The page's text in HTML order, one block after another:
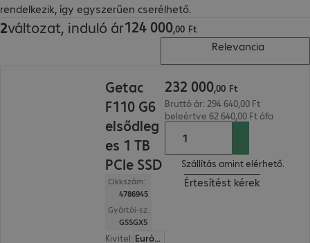
rendelkezik, így egyszerűen cserélhető.
2változat, induló ár124 000,00 Ft
124 000,00 Ft
Relevancia
Getac
F110 G6
elsődleg
es 1 TB
PCIe SSD
Cikkszám:
4786945
Gyártói-sz.
GSSGX5
Kivitel:
Európa
232 000,00 Ft
Bruttó ár: 294 640,00 Ft
beleértve 62 640,00 Ft áfa
Szállítás amint elérhető.
Értesítést kérek